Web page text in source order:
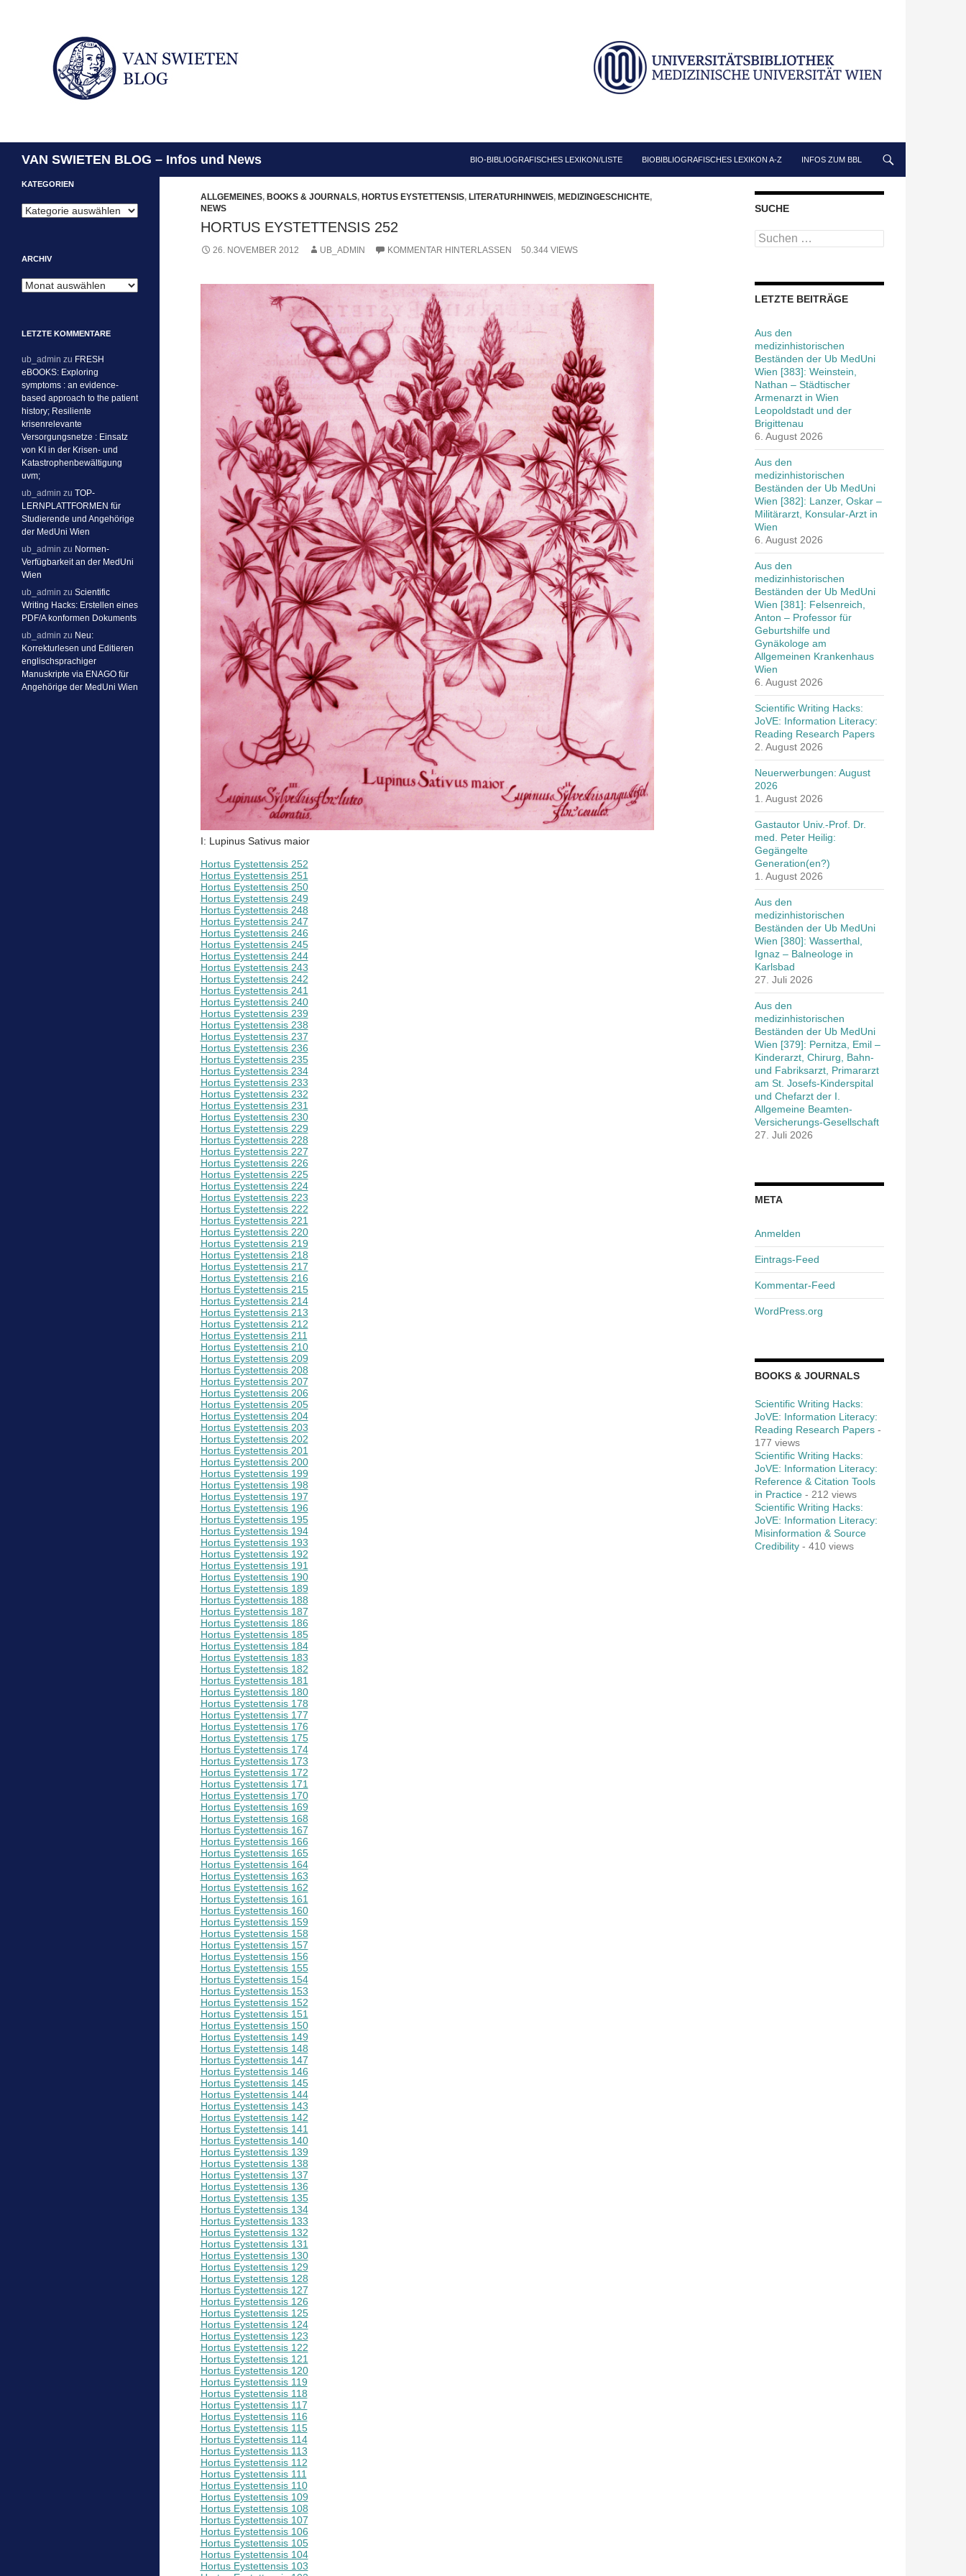
VAN SWIETEN BLOG – Infos und News
BIO-BIBLIOGRAFISCHES LEXIKON/LISTE
BIOBIBLIOGRAFISCHES LEXIKON A-Z INFOS ZUM BBL
ALLGEMEINES, BOOKS & JOURNALS, HORTUS EYSTETTENSIS, LITERATURHINWEIS, MEDIZINGESCHICHTE,
NEWS
HORTUS EYSTETTENSIS 252
26. NOVEMBER 2012 UB_ADMIN KOMMENTAR HINTERLASSEN 50.344 VIEWS
I: Lupinus Sativus maior
Hortus Eystettensis 252
Hortus Eystettensis 251
Hortus Eystettensis 250
Hortus Eystettensis 249
Hortus Eystettensis 248
Hortus Eystettensis 247
Hortus Eystettensis 246
Hortus Eystettensis 245
Hortus Eystettensis 244
Hortus Eystettensis 243
Hortus Eystettensis 242
Hortus Eystettensis 241
Hortus Eystettensis 240
Hortus Eystettensis 239
Hortus Eystettensis 238
Hortus Eystettensis 237
Hortus Eystettensis 236
Hortus Eystettensis 235
Hortus Eystettensis 234
Hortus Eystettensis 233
Hortus Eystettensis 232
Hortus Eystettensis 231
Hortus Eystettensis 230
Hortus Eystettensis 229
Hortus Eystettensis 228
Hortus Eystettensis 227
Hortus Eystettensis 226
Hortus Eystettensis 225
Hortus Eystettensis 224
Hortus Eystettensis 223
Hortus Eystettensis 222
Hortus Eystettensis 221
Hortus Eystettensis 220
Hortus Eystettensis 219
Hortus Eystettensis 218
Hortus Eystettensis 217
Hortus Eystettensis 216
Hortus Eystettensis 215
Hortus Eystettensis 214
Hortus Eystettensis 213
Hortus Eystettensis 212
Hortus Eystettensis 211
Hortus Eystettensis 210
Hortus Eystettensis 209
Hortus Eystettensis 208
Hortus Eystettensis 207
Hortus Eystettensis 206
Hortus Eystettensis 205
Hortus Eystettensis 204
Hortus Eystettensis 203
Hortus Eystettensis 202
Hortus Eystettensis 201
Hortus Eystettensis 200
Hortus Eystettensis 199
Hortus Eystettensis 198
Hortus Eystettensis 197
Hortus Eystettensis 196
Hortus Eystettensis 195
Hortus Eystettensis 194
Hortus Eystettensis 193
Hortus Eystettensis 192
Hortus Eystettensis 191
Hortus Eystettensis 190
Hortus Eystettensis 189
Hortus Eystettensis 188
Hortus Eystettensis 187
Hortus Eystettensis 186
Hortus Eystettensis 185
Hortus Eystettensis 184
Hortus Eystettensis 183
Hortus Eystettensis 182
Hortus Eystettensis 181
Hortus Eystettensis 180
Hortus Eystettensis 178
Hortus Eystettensis 177
Hortus Eystettensis 176
Hortus Eystettensis 175
Hortus Eystettensis 174
Hortus Eystettensis 173
Hortus Eystettensis 172
Hortus Eystettensis 171
Hortus Eystettensis 170
Hortus Eystettensis 169
Hortus Eystettensis 168
Hortus Eystettensis 167
Hortus Eystettensis 166
Hortus Eystettensis 165
Hortus Eystettensis 164
Hortus Eystettensis 163
Hortus Eystettensis 162
Hortus Eystettensis 161
Hortus Eystettensis 160
Hortus Eystettensis 159
Hortus Eystettensis 158
Hortus Eystettensis 157
Hortus Eystettensis 156
Hortus Eystettensis 155
Hortus Eystettensis 154
Hortus Eystettensis 153
Hortus Eystettensis 152
Hortus Eystettensis 151
Hortus Eystettensis 150
Hortus Eystettensis 149
Hortus Eystettensis 148
Hortus Eystettensis 147
Hortus Eystettensis 146
Hortus Eystettensis 145
Hortus Eystettensis 144
Hortus Eystettensis 143
Hortus Eystettensis 142
Hortus Eystettensis 141
Hortus Eystettensis 140
Hortus Eystettensis 139
Hortus Eystettensis 138
Hortus Eystettensis 137
Hortus Eystettensis 136
Hortus Eystettensis 135
Hortus Eystettensis 134
Hortus Eystettensis 133
Hortus Eystettensis 132
Hortus Eystettensis 131
Hortus Eystettensis 130
Hortus Eystettensis 129
Hortus Eystettensis 128
Hortus Eystettensis 127
Hortus Eystettensis 126
Hortus Eystettensis 125
Hortus Eystettensis 124
Hortus Eystettensis 123
Hortus Eystettensis 122
Hortus Eystettensis 121
Hortus Eystettensis 120
Hortus Eystettensis 119
Hortus Eystettensis 118
Hortus Eystettensis 117
Hortus Eystettensis 116
Hortus Eystettensis 115
Hortus Eystettensis 114
Hortus Eystettensis 113
Hortus Eystettensis 112
Hortus Eystettensis 111
Hortus Eystettensis 110
Hortus Eystettensis 109
Hortus Eystettensis 108
Hortus Eystettensis 107
Hortus Eystettensis 106
Hortus Eystettensis 105
Hortus Eystettensis 104
Hortus Eystettensis 103
SUCHE
Suchen
nach:
LETZTE BEITRÄGE
Aus den
medizinhistorischen
Beständen der Ub MedUni
Wien [383]: Weinstein,
Nathan – Städtischer
Armenarzt in Wien
Leopoldstadt und der
Brigittenau
6. August 2026
Aus den
medizinhistorischen
Beständen der Ub MedUni
Wien [382]: Lanzer, Oskar –
Militärarzt, Konsular-Arzt in
Wien
6. August 2026
Aus den
medizinhistorischen
Beständen der Ub MedUni
Wien [381]: Felsenreich,
Anton – Professor für
Geburtshilfe und
Gynäkologe am
Allgemeinen Krankenhaus
Wien
6. August 2026
Scientific Writing Hacks:
JoVE: Information Literacy:
Reading Research Papers
2. August 2026
Neuerwerbungen: August
2026
1. August 2026
Gastautor Univ.-Prof. Dr.
med. Peter Heilig:
Gegängelte
Generation(en?)
1. August 2026
Aus den
medizinhistorischen
Beständen der Ub MedUni
Wien [380]: Wasserthal,
Ignaz – Balneologe in
Karlsbad
27. Juli 2026
Aus den
medizinhistorischen
Beständen der Ub MedUni
Wien [379]: Pernitza, Emil –
Kinderarzt, Chirurg, Bahn-
und Fabriksarzt, Primararzt
am St. Josefs-Kinderspital
und Chefarzt der I.
Allgemeine Beamten-
Versicherungs-Gesellschaft
27. Juli 2026
META
Anmelden
Eintrags-Feed
Kommentar-Feed
WordPress.org
BOOKS & JOURNALS
Scientific Writing Hacks:
JoVE: Information Literacy:
Reading Research Papers -
177 views
Scientific Writing Hacks:
JoVE: Information Literacy:
Reference & Citation Tools
in Practice - 212 views
Scientific Writing Hacks:
JoVE: Information Literacy:
Misinformation & Source
Credibility - 410 views
KATEGORIEN
Kategorien
ARCHIV
Archiv
LETZTE KOMMENTARE
ub_admin zu FRESH
eBOOKS: Exploring
symptoms : an evidence-
based approach to the patient
history; Resiliente
krisenrelevante
Versorgungsnetze : Einsatz
von KI in der Krisen- und
Katastrophenbewältigung
uvm;
ub_admin zu TOP-
LERNPLATTFORMEN für
Studierende und Angehörige
der MedUni Wien
ub_admin zu Normen-
Verfügbarkeit an der MedUni
Wien
ub_admin zu Scientific
Writing Hacks: Erstellen eines
PDF/A konformen Dokuments
ub_admin zu Neu:
Korrekturlesen und Editieren
englischsprachiger
Manuskripte via ENAGO für
Angehörige der MedUni Wien